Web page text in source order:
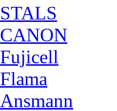
STALS
CANON
Fujicell
Flama
Ansmann